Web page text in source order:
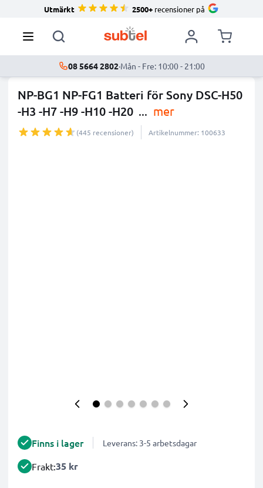
Utmärkt 2500+ recensioner på
08 5664 2802·Mån - Fre: 10:00 - 21:00
NP-BG1 NP-FG1 Batteri för Sony DSC-H50
-H3 -H7 -H9 -H10 -H20 ... mer
(445 recensioner) Artikelnummer: 100633
Finns i lager Leverans: 3-5 arbetsdagar
Frakt:35 kr